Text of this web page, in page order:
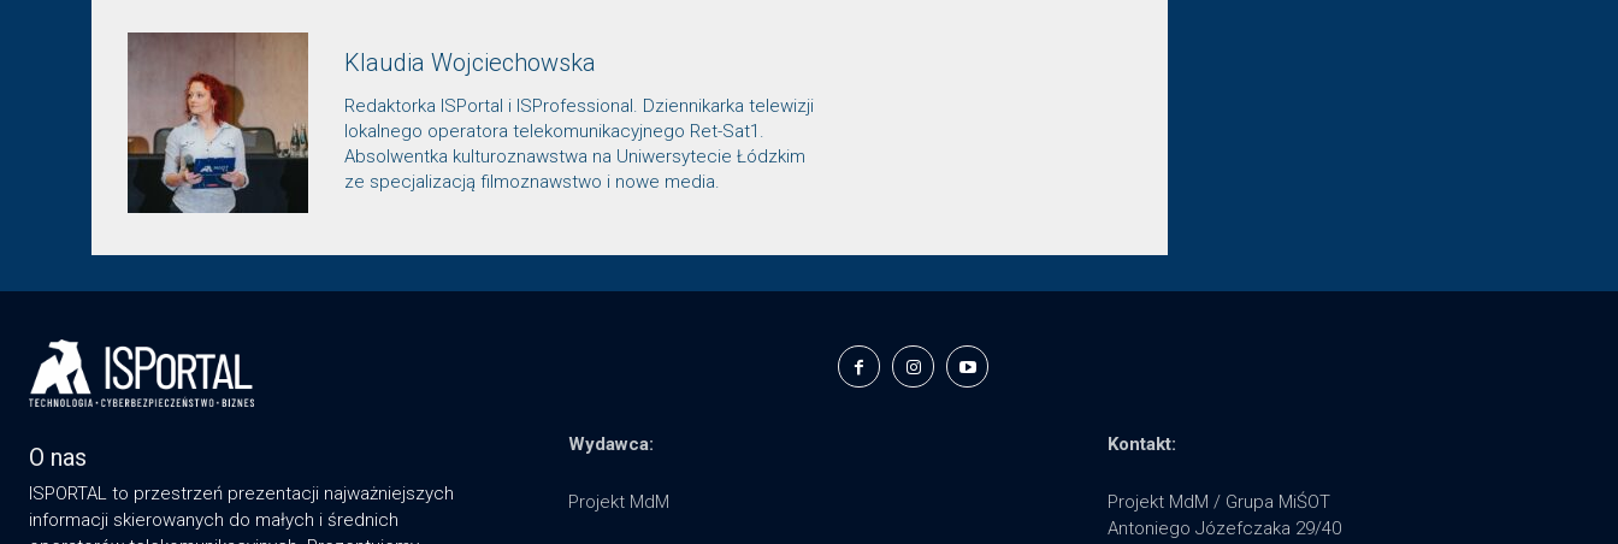
Klaudia Wojciechowska
Redaktorka ISPortal i ISProfessional. Dziennikarka telewizji
lokalnego operatora telekomunikacyjnego Ret-Sat1.
Absolwentka kulturoznawstwa na Uniwersytecie Łódzkim
ze specjalizacją filmoznawstwo i nowe media.
O nas
ISPORTAL to przestrzeń prezentacji najważniejszych
informacji skierowanych do małych i średnich
Wydawca:
Projekt MdM
Kontakt:
Projekt MdM / Grupa MiŚOT
Antoniego Józefczaka 29/40